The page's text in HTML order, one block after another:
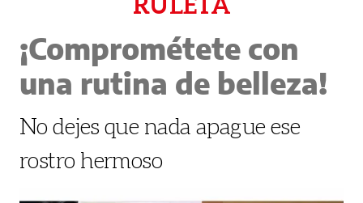
¡Comprométete con
una rutina de belleza!
No dejes que nada apague ese
rostro hermoso